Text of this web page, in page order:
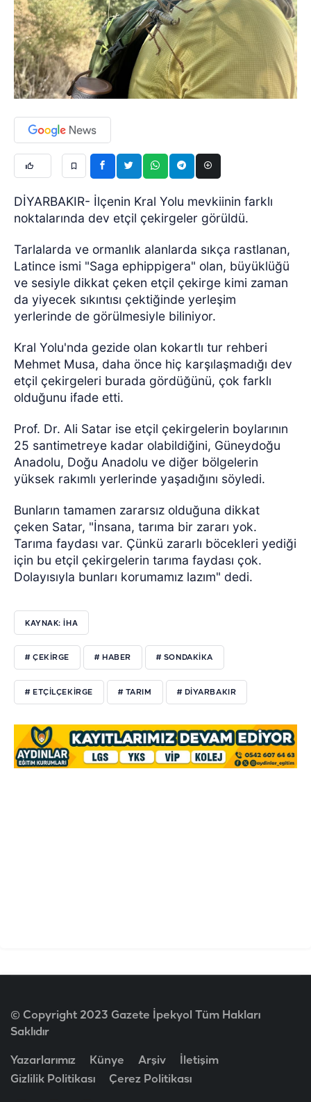
DİYARBAKIR- İlçenin Kral Yolu mevkiinin farklı
noktalarında dev etçil çekirgeler görüldü.
Tarlalarda ve ormanlık alanlarda sıkça rastlanan,
Latince ismi "Saga ephippigera" olan, büyüklüğü
ve sesiyle dikkat çeken etçil çekirge kimi zaman
da yiyecek sıkıntısı çektiğinde yerleşim
yerlerinde de görülmesiyle biliniyor.
Kral Yolu'nda gezide olan kokartlı tur rehberi
Mehmet Musa, daha önce hiç karşılaşmadığı dev
etçil çekirgeleri burada gördüğünü, çok farklı
olduğunu ifade etti.
Prof. Dr. Ali Satar ise etçil çekirgelerin boylarının
25 santimetreye kadar olabildiğini, Güneydoğu
Anadolu, Doğu Anadolu ve diğer bölgelerin
yüksek rakımlı yerlerinde yaşadığını söyledi.
Bunların tamamen zararsız olduğuna dikkat
çeken Satar, "İnsana, tarıma bir zararı yok.
Tarıma faydası var. Çünkü zararlı böcekleri yediği
için bu etçil çekirgelerin tarıma faydası çok.
Dolayısıyla bunları korumamız lazım" dedi.
KAYNAK: İHA
# ÇEKIRGE # HABER # SONDAKIKA
# ETÇILÇEKIRGE # TARIM # DIYARBAKIR
© Copyright 2023 Gazete İpekyol Tüm Hakları
Saklıdır
Yazarlarımız Künye Arşiv
İletişim
Gizlilik Politikası
Çerez Politikası